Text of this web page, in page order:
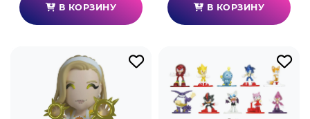
В КОРЗИНУ В КОРЗИНУ